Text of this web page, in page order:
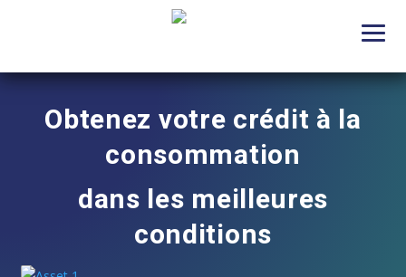
Obtenez votre crédit à la
consommation
dans les meilleures
conditions